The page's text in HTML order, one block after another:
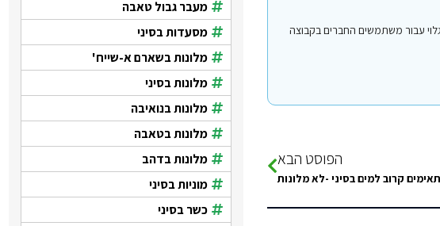
לא מופיע באתר מטעמי פרטיות וגלוי עבור משתמשים החברים בקבוצה
הפוסט הבא
קרוב למים בסיני -לא מלונות
מעבר גבול טאבה
מסעדות בסיני
מלונות בשארם א-שייח'
מלונות בסיני
מלונות בנואיבה
מלונות בטאבה
מלונות בדהב
מוניות בסיני
כשר בסיני